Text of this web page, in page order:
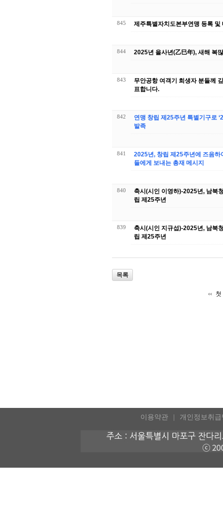
845 제주특별자치도본부연맹 등록 및
844 2025년 을사년(乙巳年), 새해 복
843
무안공항 여객기 희생자 분들께
표합니다.
842
연맹 창립 제25주년 특별기구로
발족
841
2025년, 창립 제25주년에 즈음하
들에게 보내는 총재 메시지
840
축시(시인 이영하)-2025년, 남북
립 제25주년
839
축시(시인 지규섭)-2025년, 남북
립 제25주년
목록
첫
이용약관 개인정보취급